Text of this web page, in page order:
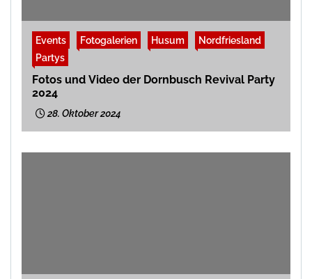
Events Fotogalerien Husum
Nordfriesland
Partys
Fotos und Video der Dornbusch Revival Party
2024
28. Oktober 2024